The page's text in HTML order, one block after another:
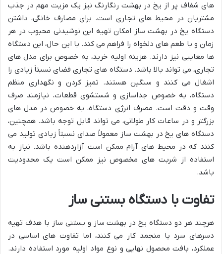
های شفاف پر از یخ در بهشت رنگارنگ نیز یک مزیت مهم در جذب
مشتریان در محیط های تجاری است. برای مصارف خانگی، داشتن
دستگاه یخ در بهشت ساز امکان تهیه این نوشیدنی محبوب در هر
زمان و با طعم های دلخواه را فراهم می کند. با این حال، این دستگاه
ها معایبی نیز دارند. هزینه اولیه خرید، به خصوص برای مدل های
تجاری، می تواند بالا باشد. دستگاه های تجاری فضای نسبتاً زیادی را
اشغال می کنند و سنگین هستند. تمیز کردن و نگهداری منظم
دستگاه، به خصوص جداسازی و شستشوی قطعات، نیازمند صرف
وقت و دقت است. مصرف انرژی دستگاه، به خصوص در مدل های
بزرگتر و در ساعات کار طولانی، می تواند قابل توجه باشد. همچنین،
دستگاه های یخ در بهشت ساز معمولاً صدای نسبتاً زیادی تولید می
کنند که در محیط های آرام ممکن است آزاردهنده باشد. نیاز به
استفاده از شربت های مخصوص نیز ممکن است یک محدودیت
باشد.
تفاوت با دستگاه بستنی ساز
هرچند هر دو دستگاه یخ در بهشت ساز و بستنی ساز با هدف تهیه
دسرهای سرد یا منجمد کار می کنند، اما تفاوت های اساسی در
عملکرد، بافت محصول نهایی و نوع مواد اولیه مورد استفاده دارند.